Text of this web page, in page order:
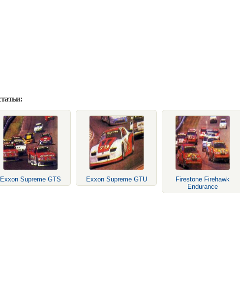
Exxon Supreme GTS Exxon Supreme GTU
Firestone Firehawk
Endurance